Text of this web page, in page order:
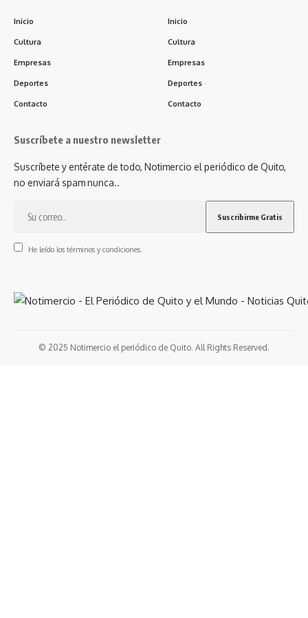
Inicio
Cultura
Empresas
Deportes
Contacto
Inicio
Cultura
Empresas
Deportes
Contacto
Suscríbete a nuestro newsletter
Suscríbete y entérate de todo, Notimercio el periódico de Quito,
no enviará spam nunca..
He leído los términos y condiciones.
© 2025 Notimercio el periódico de Quito. All Rights Reserved.